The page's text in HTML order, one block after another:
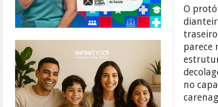
O
parece
no
https://www.infinitygo.com.br/